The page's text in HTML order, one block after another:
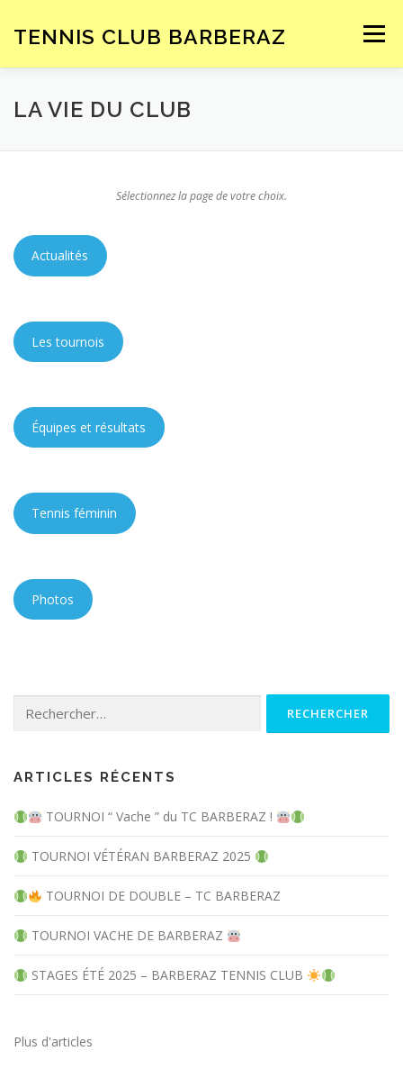
contenu
TENNIS CLUB BARBERAZ Menu
ACCUEIL LE CLUB
SPONSORS
LA VIE DU CLUB
Sélectionnez la page de votre choix.
Actualités
Les tournois
Équipes et résultats
Tennis féminin
Photos
ARTICLES RÉCENTS
TOURNOI “ Vache ” du TC BARBERAZ !
TOURNOI VÉTÉRAN BARBERAZ 2025
TOURNOI DE DOUBLE – TC BARBERAZ
TOURNOI VACHE DE BARBERAZ
STAGES ÉTÉ 2025 – BARBERAZ TENNIS CLUB
Plus d'articles